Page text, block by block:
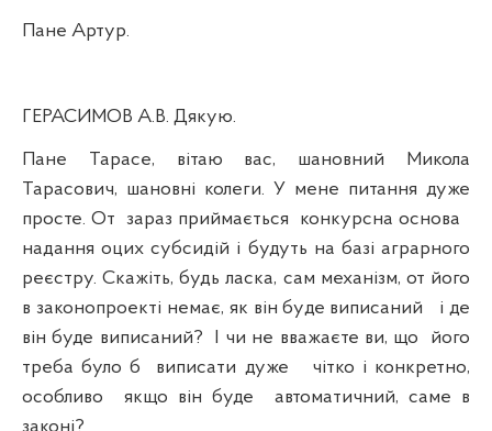
Пане Артур.
ГЕРАСИМОВ А.В. Дякую.
Пане Тарасе, вітаю вас, шановний Микола
Тарасович, шановні колеги. У мене питання дуже
просте. От зараз приймається
конкурсна основа
надання оцих субсидій і будуть на базі аграрного
реєстру. Скажіть, будь ласка, сам механізм, от його
в законопроекті немає, як він буде виписаний
і де
він буде виписаний?
І чи не вважаєте ви, що
його
треба було б
виписати дуже
чітко і конкретно,
особливо
якщо він буде
автоматичний, саме в
законі?